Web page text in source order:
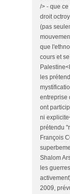
/> - que
droit
(pas
que
cours et
les
entreprise
ont
ni
prétendu
François
Shalom
les
2009,